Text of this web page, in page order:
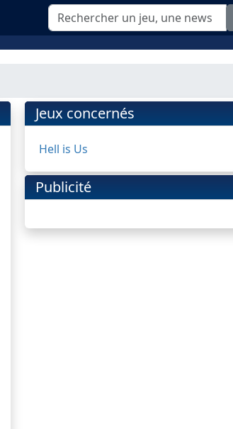
Jeux concernés
Hell is Us
Publicité